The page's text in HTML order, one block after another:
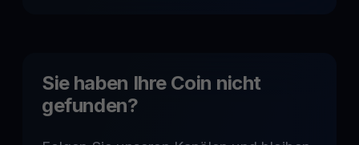
Sie haben Ihre Coin nicht
gefunden?